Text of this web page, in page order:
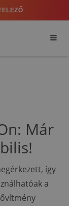
Már
így
a